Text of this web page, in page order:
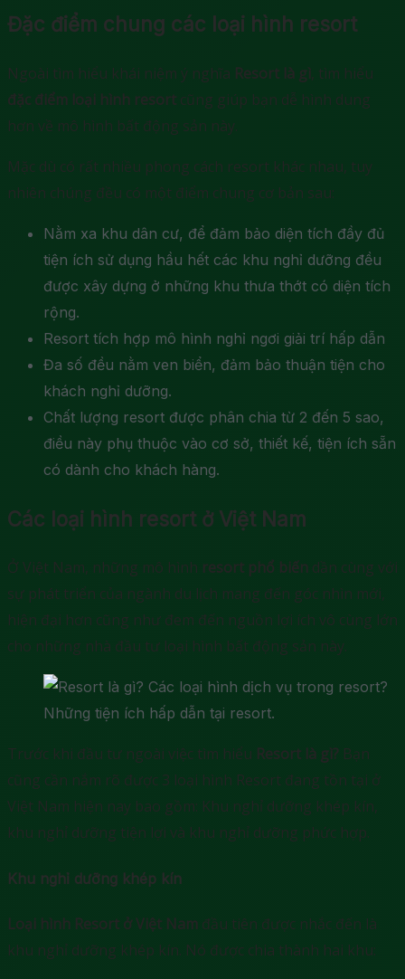
Đặc điểm chung các loại hình resort
Ngoài tìm hiểu khái niệm ý nghĩa Resort là gì , tìm hiểu
đặc điểm loại hình resort cũng giúp bạn dễ hình dung
hơn về mô hình bất động sản này.
Mặc dù có rất nhiều phong cách resort khác nhau, tuy
nhiên chúng đều có một điểm chung cơ bản sau:
Nằm xa khu dân cư, để đảm bảo diện tích đầy đủ
tiện ích sử dụng hầu hết các khu nghỉ dưỡng đều
được xây dựng ở những khu thưa thớt có diện tích
rộng.
Resort tích hợp mô hình nghỉ ngơi giải trí hấp dẫn
Đa số đều nằm ven biển, đảm bảo thuận tiện cho
khách nghỉ dưỡng.
Chất lượng resort được phân chia từ 2 đến 5 sao,
điều này phụ thuộc vào cơ sở, thiết kế, tiện ích sẵn
có dành cho khách hàng.
Các loại hình resort ở Việt Nam
Ở Việt Nam, những mô hình resort phổ biến dần cùng với
sự phát triển của ngành du lịch mang đến góc nhìn mới,
hiện đại hơn cũng như đem đến nguồn lợi ích vô cùng lớn
cho những nhà đầu tư loại hình bất động sản này.
Những tiện ích hấp dẫn tại resort.
Trước khi đầu tư ngoài việc tìm hiểu Resort là gì? Bạn
cũng cần nắm rõ được 3 loại hình Resort đang tồn tại ở
Việt Nam hiện nay bao gồm: Khu nghỉ dưỡng khép kín,
khu nghỉ dưỡng tiện lợi và khu nghỉ dưỡng phức hợp.
Khu nghỉ dưỡng khép kín
Loại hình Resort ở Việt Nam đầu tiên được nhắc đến là
khu nghỉ dưỡng khép kín. Nó được chia thành hai khu: